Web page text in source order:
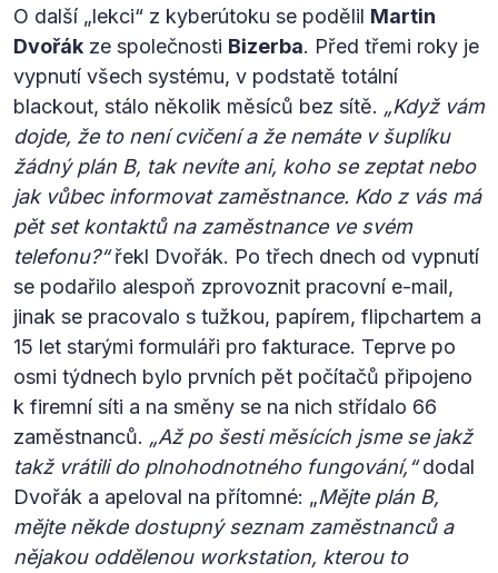
O další „lekci“ z kyberútoku se podělil Martin
Dvořák ze společnosti Bizerba. Před třemi roky je
vypnutí všech systému, v podstatě totální
blackout, stálo několik měsíců bez sítě. „Když vám
dojde, že to není cvičení a že nemáte v šuplíku
žádný plán B, tak nevíte ani, koho se zeptat nebo
jak vůbec informovat zaměstnance. Kdo z vás má
pět set kontaktů na zaměstnance ve svém
telefonu?“řekl Dvořák. Po třech dnech od vypnutí
se podařilo alespoň zprovoznit pracovní e-mail,
jinak se pracovalo s tužkou, papírem, flipchartem a
15 let starými formuláři pro fakturace. Teprve po
osmi týdnech bylo prvních pět počítačů připojeno
k firemní síti a na směny se na nich střídalo 66
zaměstnanců. „Až po šesti měsících jsme se jakž
takž vrátili do plnohodnotného fungování,“dodal
Dvořák a apeloval na přítomné: „Mějte plán B,
mějte někde dostupný seznam zaměstnanců a
nějakou oddělenou workstation, kterou to